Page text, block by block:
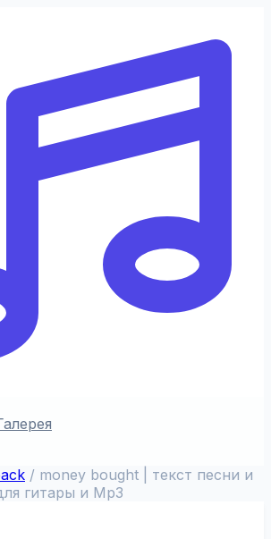
/ money bought | текст песни и
гитары и Mp3